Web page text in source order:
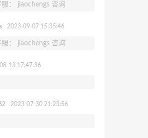
： jiaochengs 咨询
2023-09-07 15:35:46
： jiaochengs 咨询
13 17:47:36
2023-07-30 21:23:56